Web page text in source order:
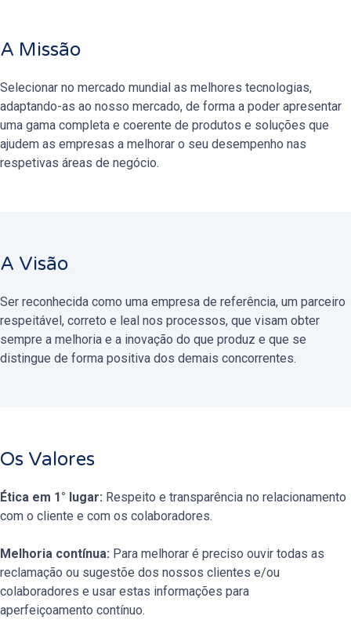
A Missão
Selecionar no mercado mundial as melhores tecnologias,
adaptando-as ao nosso mercado, de forma a poder apresentar
uma gama completa e coerente de produtos e soluções que
ajudem as empresas a melhorar o seu desempenho nas
respetivas áreas de negócio.
A Visão
Ser reconhecida como uma empresa de referência, um parceiro
respeitável, correto e leal nos processos, que visam obter
sempre a melhoria e a inovação do que produz e que se
distingue de forma positiva dos demais concorrentes.
Os Valores
Ética em 1° lugar: Respeito e transparência no relacionamento
com o cliente e com os colaboradores.
Melhoria contínua: Para melhorar é preciso ouvir todas as
reclamação ou sugestõe dos nossos clientes e/ou
colaboradores e usar estas informações para
aperfeiçoamento contínuo.